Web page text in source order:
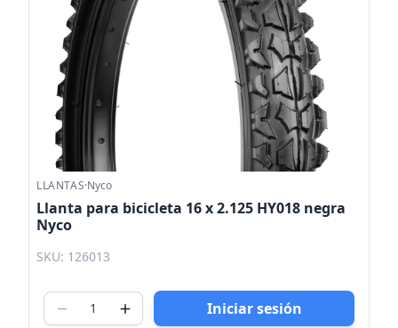
LLANTAS·Nyco
Llanta para bicicleta 16 x 2.125 HY018 negra
Nyco
SKU: 126013
Iniciar sesión